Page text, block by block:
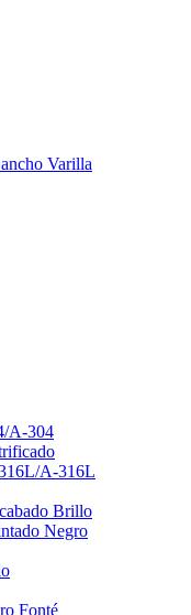
A-304
A-316L
Brillo
Negro
Fonté